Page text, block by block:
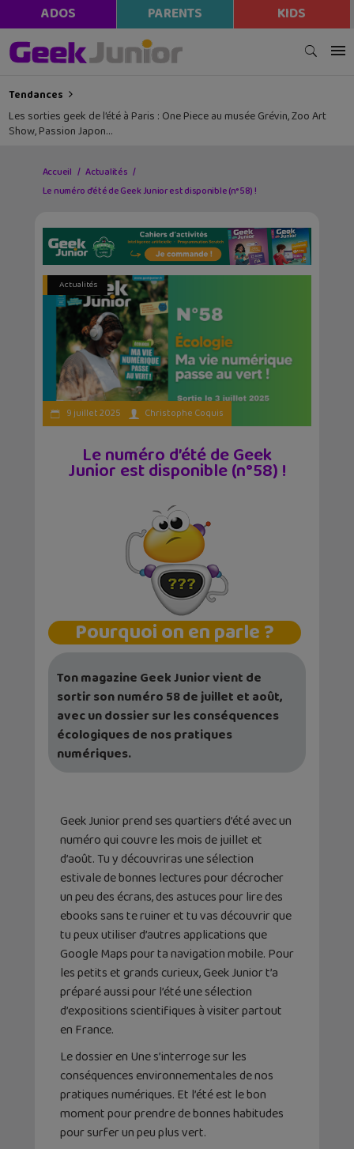
ADOS PARENTS KIDS
Tendances
Les sorties geek de l’été à Paris : One Piece au musée Grévin, Zoo Art
Show, Passion Japon…
Accueil
Actualités
Le numéro d’été de Geek Junior est disponible (n°58) !
Actualités
9 juillet 2025 Christophe Coquis
Le numéro d’été de Geek
Junior est disponible (n°58) !
Pourquoi on en parle ?
Ton magazine Geek Junior vient de
sortir son numéro 58 de juillet et août,
avec un dossier sur les conséquences
écologiques de nos pratiques
numériques.
Geek Junior prend ses quartiers d’été avec un
numéro qui couvre les mois de juillet et
d’août. Tu y découvriras une sélection
estivale de bonnes lectures pour décrocher
un peu des écrans, des astuces pour lire des
ebooks sans te ruiner et tu vas découvrir que
tu peux utiliser d’autres applications que
GoogleMapspour ta navigation mobile. Pour
les petits et grands curieux, Geek Junior t’a
préparé aussi pour l’été une sélection
d’expositions scientifiques à visiter partout
en France.
Le dossier en Une s’interroge sur les
conséquences environnementales de nos
pratiques numériques. Et l’été est le bon
moment pour prendre de bonnes habitudes
pour surfer un peu plus vert.